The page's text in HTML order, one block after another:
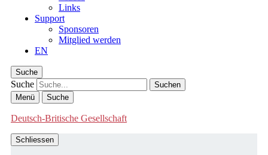
Links
Support
Sponsoren
Mitglied werden
EN
Suche
Suche
Menü Suche
Deutsch-Britische Gesellschaft
Schliessen